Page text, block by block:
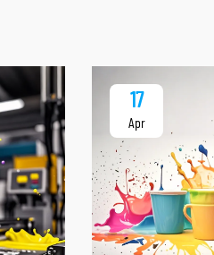
17
Apr